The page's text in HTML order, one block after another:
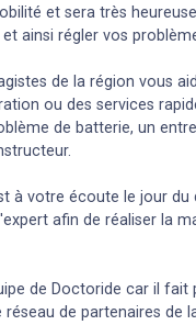
et sera très
ainsi régler vos
de la région vous
ou des services
de batterie, un
à votre écoute le jour
afin de réaliser la
de Doctoride car il fait
de partenaires de